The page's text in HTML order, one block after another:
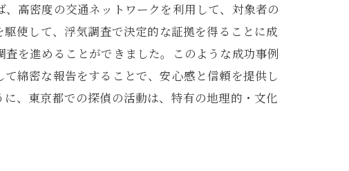
高密度の交通ネットワークを利用して、対象者の
使して、浮気調査で決定的な証拠を得ることに成
を進めることができました。このような成功事例
綿密な報告をすることで、安心感と信頼を提供し
、東京都での探偵の活動は、特有の地理的・文化